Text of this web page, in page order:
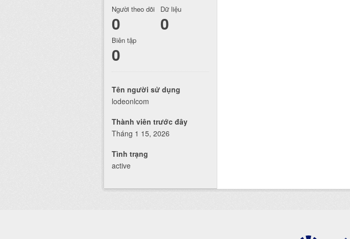
Người theo dõi
0
Dữ liệu
0
Biên tập
0
Tên người sử dụng
lodeonlcom
Thành viên trước đây
Tháng 1 15, 2026
Tình trạng
active